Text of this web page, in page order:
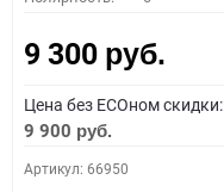
9 300 руб.
Цена без ECOном скидки:
9 900 руб.
Артикул: 66950